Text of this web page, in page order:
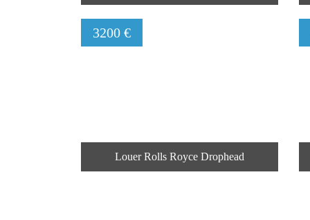
3200 €
Louer Rolls Royce Drophead